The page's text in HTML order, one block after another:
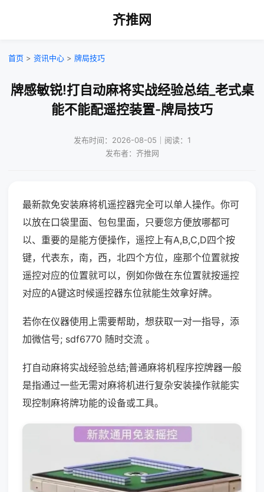
齐推网
首页 > 资讯中心 > 牌局技巧
牌感敏锐!打自动麻将实战经验总结_老式桌
能不能配遥控装置-牌局技巧
发布时间：2026-08-05｜阅读：1
发布者：齐推网
最新款免安装麻将机遥控器完全可以单人操作。你可
以放在口袋里面、包包里面，只要您方便放哪都可
以、重要的是能方便操作，遥控上有A,B,C,D四个按
键，代表东，南，西，北四个方位，座那个位置就按
遥控对应的位置就可以，例如你做在东位置就按遥控
对应的A键这时候遥控器东位就能生效拿好牌。
若你在仪器使用上需要帮助，想获取一对一指导，添
加微信号; sdf6770 随时交流 。
打自动麻将实战经验总结;普通麻将机程序控牌器一般
是指通过一些无需对麻将机进行复杂安装操作就能实
现控制麻将牌功能的设备或工具。